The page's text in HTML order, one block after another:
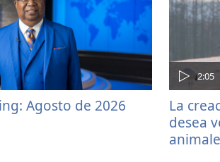
Agosto de 2026
2:05
La
desea